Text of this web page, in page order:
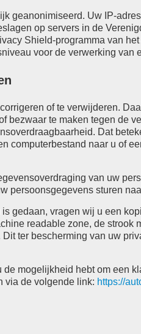
geanonimiseerd. Uw IP-
op servers in de
Shield-programma van
voor de verwerking van
of te verwijderen.
bezwaar te maken tegen de
Dat
computerbestand naar u of
van uw
persoonsgegevens sturen
gedaan, vragen wij u een
readable zone, de strook
ter bescherming van uw
mogelijkheid hebt om een
via de volgende link: https://